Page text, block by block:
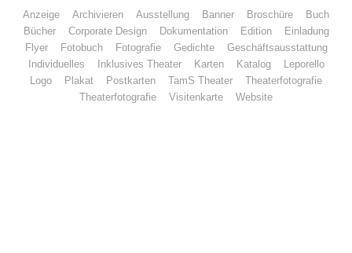
Anzeige
Archivieren Ausstellung Banner Broschüre
Buch
Bücher
Corporate Design Dokumentation Edition
Einladung
Flyer
Fotobuch Fotografie Gedichte
Geschäftsausstattung
Individuelles
Inklusives Theater Karten Katalog
Leporello
Logo
Plakat Postkarten TamS Theater
Theaterfotografie
Theaterfotografie
Visitenkarte Website